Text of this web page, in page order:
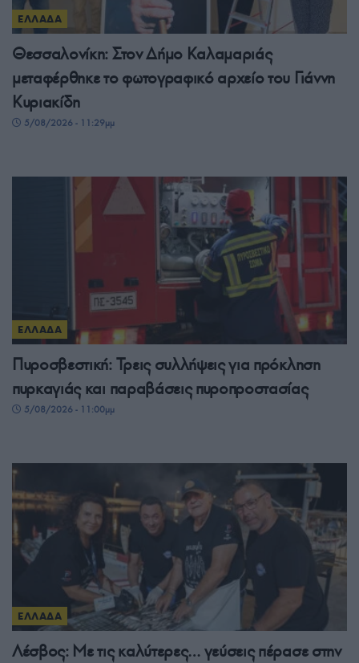
ΕΛΛΑΔΑ
Θεσσαλονίκη: Στον Δήμο Καλαμαριάς
μεταφέρθηκε το φωτογραφικό αρχείο του Γιάννη
Κυριακίδη
5/08/2026 - 11:29μμ
ΕΛΛΑΔΑ
Πυροσβεστική: Τρεις συλλήψεις για πρόκληση
πυρκαγιάς και παραβάσεις πυροπροστασίας
5/08/2026 - 11:00μμ
ΕΛΛΑΔΑ
Λέσβος: Με τις καλύτερες… γεύσεις πέρασε στην